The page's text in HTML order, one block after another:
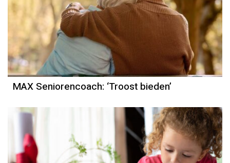
MAX Seniorencoach: ‘Troost bieden’